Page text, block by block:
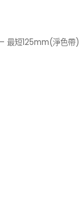
最短125mm(淨色帶)